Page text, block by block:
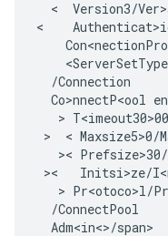
  <
Version3/
<
<
/Connection
Co>nnectP<ool
   >
>  < Maxsize5>0/
   ><
Prefsize>30/
>< Initsi>ze/
   >
Pr<otoco>l/
/ConnectPool